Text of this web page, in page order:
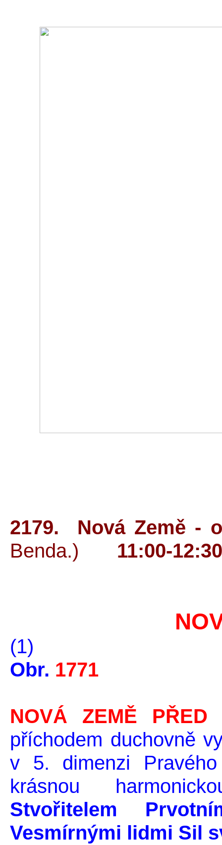
2179. Nová Země -
Benda.) 11:00-
(1)
Obr. 1771
NOVÁ ZEMĚ PŘED
příchodem duchovně
v 5. dimenzi
krásnou
Stvořitelem
Vesmírnými lidmi Sil